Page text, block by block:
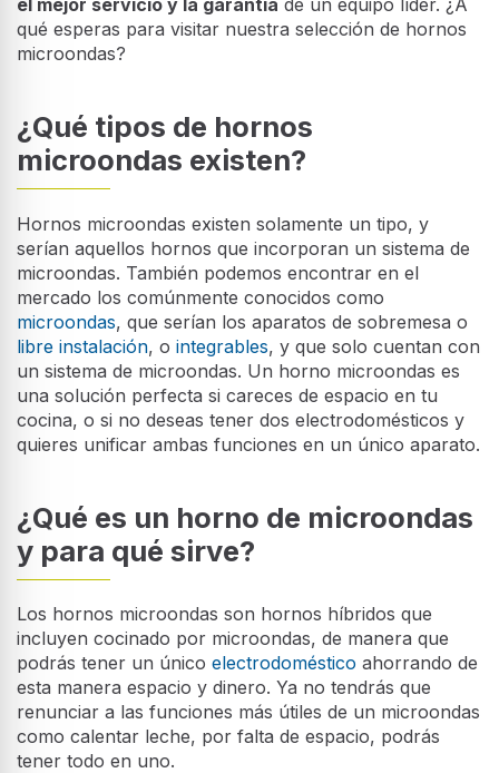
el mejor servicio y la garantía de un equipo líder. ¿A
qué esperas para visitar nuestra selección de hornos
microondas?
¿Qué tipos de hornos
microondas existen?
Hornos microondas existen solamente un tipo, y
serían aquellos hornos que incorporan un sistema de
microondas. También podemos encontrar en el
mercado los comúnmente conocidos como
microondas, que serían los aparatos de sobremesa o
libre instalación, o integrables, y que solo cuentan con
un sistema de microondas. Un horno microondas es
una solución perfecta si careces de espacio en tu
cocina, o si no deseas tener dos electrodomésticos y
quieres unificar ambas funciones en un único aparato.
¿Qué es un horno de microondas
y para qué sirve?
Los hornos microondas son hornos híbridos que
incluyen cocinado por microondas, de manera que
podrás tener un único electrodoméstico ahorrando de
esta manera espacio y dinero. Ya no tendrás que
renunciar a las funciones más útiles de un microondas
como calentar leche, por falta de espacio, podrás
tener todo en uno.